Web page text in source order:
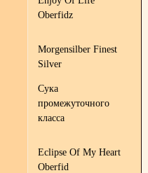
Oberfidz
Morgensilber Finest
Silver
Сука
промежуточного
класса
Eclipse Of My Heart
Oberfid